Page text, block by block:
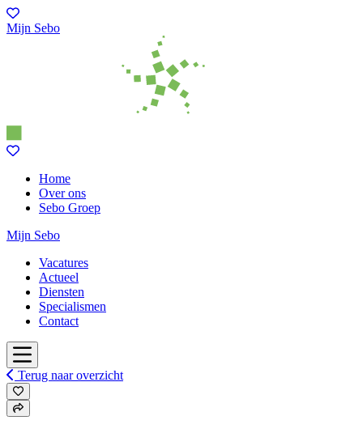
Mijn Sebo
Home
Over ons
Sebo Groep
Mijn Sebo
Vacatures
Actueel
Diensten
Specialismen
Contact
Terug naar overzicht